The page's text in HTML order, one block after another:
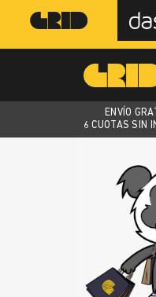
ENVÍO
6 CUOTAS SIN